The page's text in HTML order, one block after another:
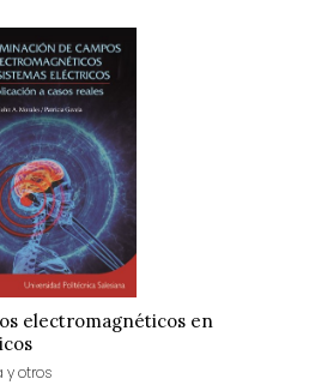
electromagnéticos en
y otros